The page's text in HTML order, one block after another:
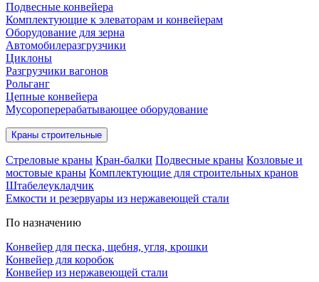
Подвесные конвейера
Комплектующие к элеваторам и конвейерам
Оборудование для зерна
Автомобилеразгрузчики
Циклоны
Разгрузчики вагонов
Рольганг
Цепные конвейера
Мусороперерабатывающее оборудование
Краны строительные
Стреловые краны Кран-балки Подвесные краны Козловые и
мостовые краны Комплектующие для строительных кранов
Штабелеукладчик
Емкости и резервуары из нержавеющей стали
По назначению
Конвейер для песка, щебня, угля, крошки
Конвейер для коробок
Конвейер из нержавеющей стали